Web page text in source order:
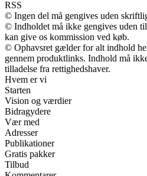
RSS
© Ingen del må gengives uden
© Indholdet må ikke gengives uden
kan give os kommission ved køb.
© Ophavsret gælder for alt indhold
gennem produktlinks. Indhold må
tilladelse fra rettighedshaver.
Hvem er vi
Starten
Vision og værdier
Bidragydere
Vær med
Adresser
Publikationer
Gratis pakker
Tilbud